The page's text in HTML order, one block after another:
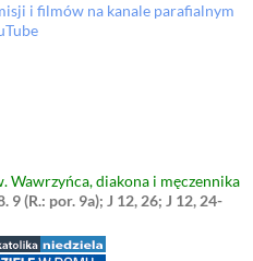
i filmów na kanale parafialnym
Wawrzyńca, diakona i męczennika
9 (R.: por. 9a); J 12, 26; J 12, 24-